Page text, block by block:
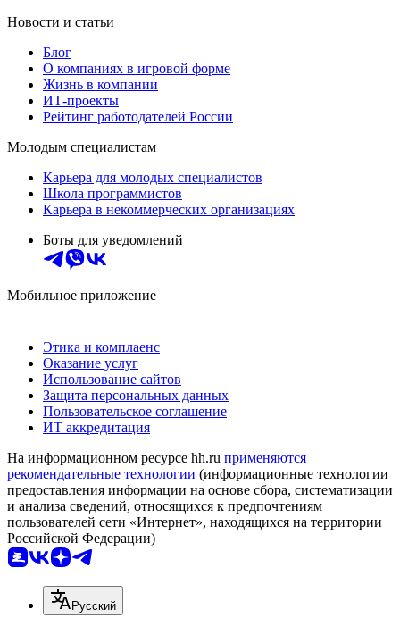
Новости и статьи
Блог
О компаниях в игровой форме
Жизнь в компании
ИТ-проекты
Рейтинг работодателей России
Молодым специалистам
Карьера для молодых специалистов
Школа программистов
Карьера в некоммерческих организациях
Боты для уведомлений
Мобильное приложение
Этика и комплаенс
Оказание услуг
Использование сайтов
Защита персональных данных
Пользовательское соглашение
ИТ аккредитация
На информационном ресурсе hh.ru применяются
рекомендательные технологии (информационные технологии
предоставления информации на основе сбора, систематизации
и анализа сведений, относящихся к предпочтениям
пользователей сети «Интернет», находящихся на территории
Российской Федерации)
Русский